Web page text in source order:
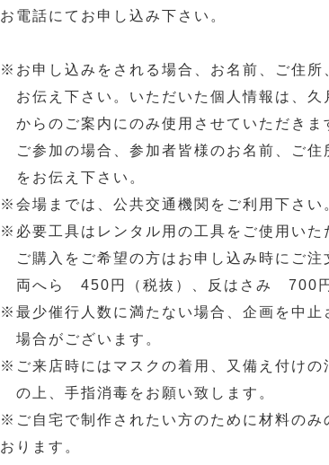
お電話にてお申し込み下さい。
※お申し込みをされる場合、お名前、ご住所
お伝え下さい。いただいた個人情報は、久
からのご案内にのみ使用させていただきま
ご参加の場合、参加者皆様のお名前、ご住
をお伝え下さい。
※会場までは、公共交通機関をご利用下さい
※必要工具はレンタル用の工具をご使用いた
ご購入をご希望の方はお申し込み時にご注
両へら 450円（税抜）、反はさみ 700円
※最少催行人数に満たない場合、企画を中止
場合がございます。
※ご来店時にはマスクの着用、又備え付けの
の上、手指消毒をお願い致します。
※ご自宅で制作されたい方のために材料のみ
おります。